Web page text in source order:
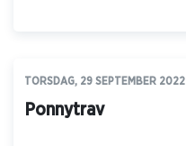
TORSDAG, 29 SEPTEMBER 2022
Ponnytrav